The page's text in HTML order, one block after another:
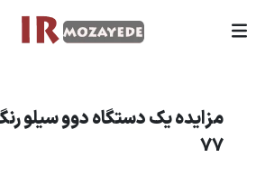
مزایده یک دستگاه دوو سیلو
77